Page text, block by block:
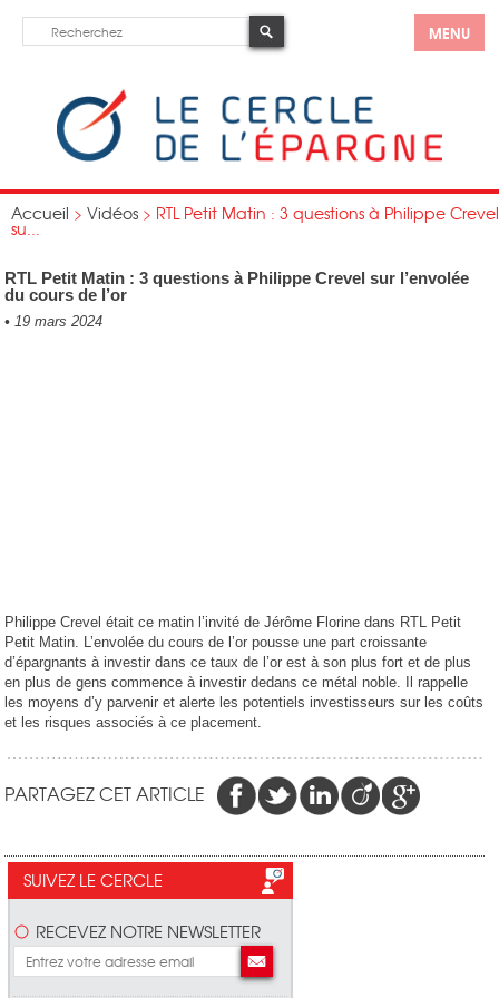
MENU
Accueil > Vidéos > RTL Petit Matin : 3 questions à Philippe Crevel
su...
RTL Petit Matin : 3 questions à Philippe Crevel sur l’envolée
du cours de l’or
• 19 mars 2024
Philippe Crevel était ce matin l’invité de Jérôme Florine dans RTL Petit
Petit Matin. L’envolée du cours de l’or pousse une part croissante
d’épargnants à investir dans ce taux de l’or est à son plus fort et de plus
en plus de gens commence à investir dedans ce métal noble. Il rappelle
les moyens d’y parvenir et alerte les potentiels investisseurs sur les coûts
et les risques associés à ce placement.
PARTAGEZ CET ARTICLE
SUIVEZ LE CERCLE
RECEVEZ NOTRE NEWSLETTER